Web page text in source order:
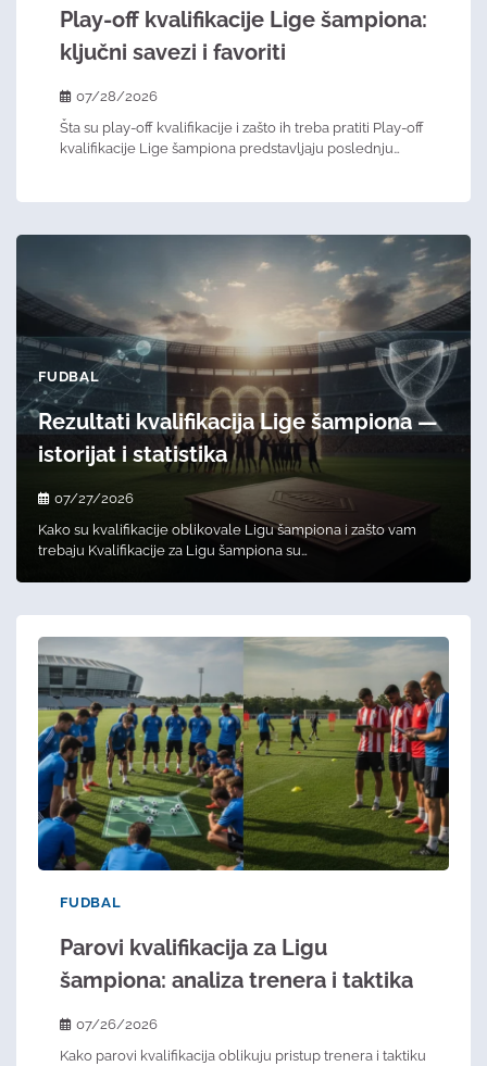
Play-off kvalifikacije Lige šampiona:
ključni savezi i favoriti
07/28/2026
Šta su play-off kvalifikacije i zašto ih treba pratiti Play-off
kvalifikacije Lige šampiona predstavljaju poslednju…
FUDBAL
Rezultati kvalifikacija Lige šampiona —
istorijat i statistika
07/27/2026
Kako su kvalifikacije oblikovale Ligu šampiona i zašto vam
trebaju Kvalifikacije za Ligu šampiona su…
FUDBAL
Parovi kvalifikacija za Ligu
šampiona: analiza trenera i taktika
07/26/2026
Kako parovi kvalifikacija oblikuju pristup trenera i taktiku